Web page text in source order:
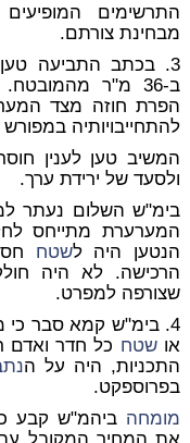
התרשימים
מבחינת צורתם.
3. בכתב התביעה טען המשיב כי
ב-36 מ"ר
הפרת חוזה מצד
להתחייבויותיה במפורש ו/או
המשיב טען לענין
ולסעד של ירידת ערך.
בימ"ש השלום נעתר
המערערת מתייחס
הנטען היה לשטח
הרכישה. לא היה
שצורפה למפרט.
4. בימ"ש קמא סבר כי מאחר ובתכניות לא מופיע
אושטח כל חדר ואדם
התכניות, היה על ה
בפרוספקט.
מומחה ביהמ"ש קבע
את המחיר המקובל